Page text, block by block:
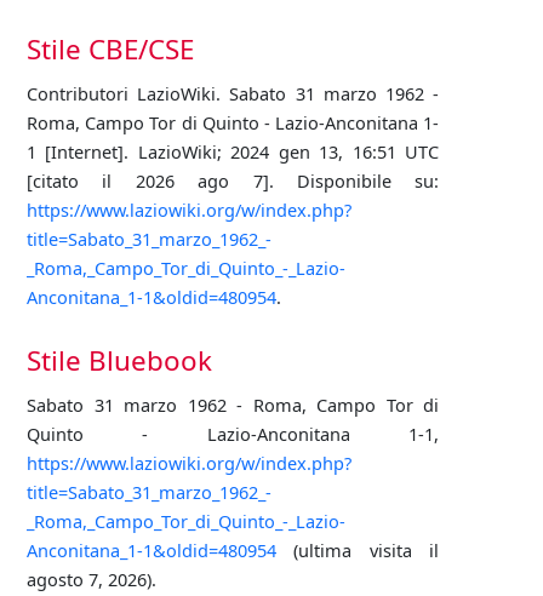
Stile CBE/CSE
Contributori LazioWiki. Sabato 31 marzo 1962 -
Roma, Campo Tor di Quinto - Lazio-Anconitana 1-
1 [Internet]. LazioWiki; 2024 gen 13, 16:51 UTC
[citato il 2026 ago 7]. Disponibile su:
https://www.laziowiki.org/w/index.php?
title=Sabato_31_marzo_1962_-
_Roma,_Campo_Tor_di_Quinto_-_Lazio-
Anconitana_1-1&oldid=480954.
Stile Bluebook
Sabato 31 marzo 1962 - Roma, Campo Tor di
Quinto - Lazio-Anconitana 1-1,
https://www.laziowiki.org/w/index.php?
title=Sabato_31_marzo_1962_-
_Roma,_Campo_Tor_di_Quinto_-_Lazio-
Anconitana_1-1&oldid=480954 (ultima visita il
agosto 7, 2026).